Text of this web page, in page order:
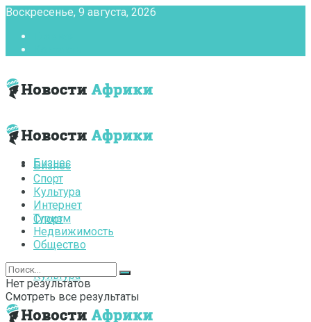
Воскресенье, 9 августа, 2026
Бизнес
Спорт
Культура
Бизнес
Спорт
Культура
Интернет
Туризм
Недвижимость
Общество
Нет результатов
Смотреть все результаты